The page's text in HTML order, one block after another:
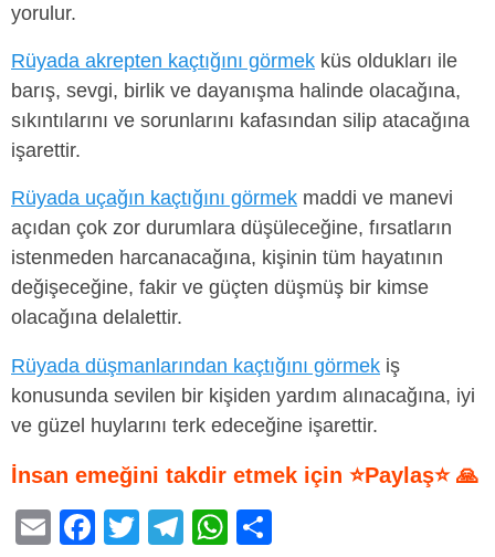
yorulur.
Rüyada akrepten kaçtığını görmek küs oldukları ile
barış, sevgi, birlik ve dayanışma halinde olacağına,
sıkıntılarını ve sorunlarını kafasından silip atacağına
işarettir.
Rüyada uçağın kaçtığını görmek maddi ve manevi
açıdan çok zor durumlara düşüleceğine, fırsatların
istenmeden harcanacağına, kişinin tüm hayatının
değişeceğine, fakir ve güçten düşmüş bir kimse
olacağına delalettir.
Rüyada düşmanlarından kaçtığını görmek iş
konusunda sevilen bir kişiden yardım alınacağına, iyi
ve güzel huylarını terk edeceğine işarettir.
İnsan emeğini takdir etmek için ⭐Paylaş⭐ 🙏
E
F
T
T
W